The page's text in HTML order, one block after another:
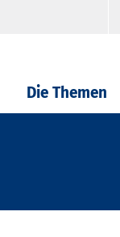
Die Themen